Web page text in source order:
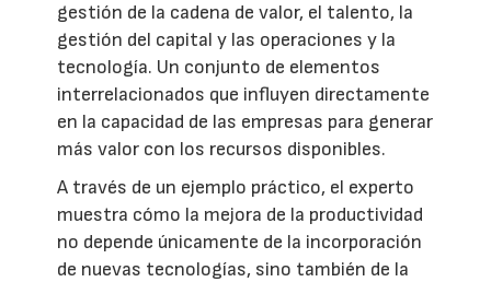
gestión de la cadena de valor, el talento, la
gestión del capital y las operaciones y la
tecnología. Un conjunto de elementos
interrelacionados que influyen directamente
en la capacidad de las empresas para generar
más valor con los recursos disponibles.
A través de un ejemplo práctico, el experto
muestra cómo la mejora de la productividad
no depende únicamente de la incorporación
de nuevas tecnologías, sino también de la